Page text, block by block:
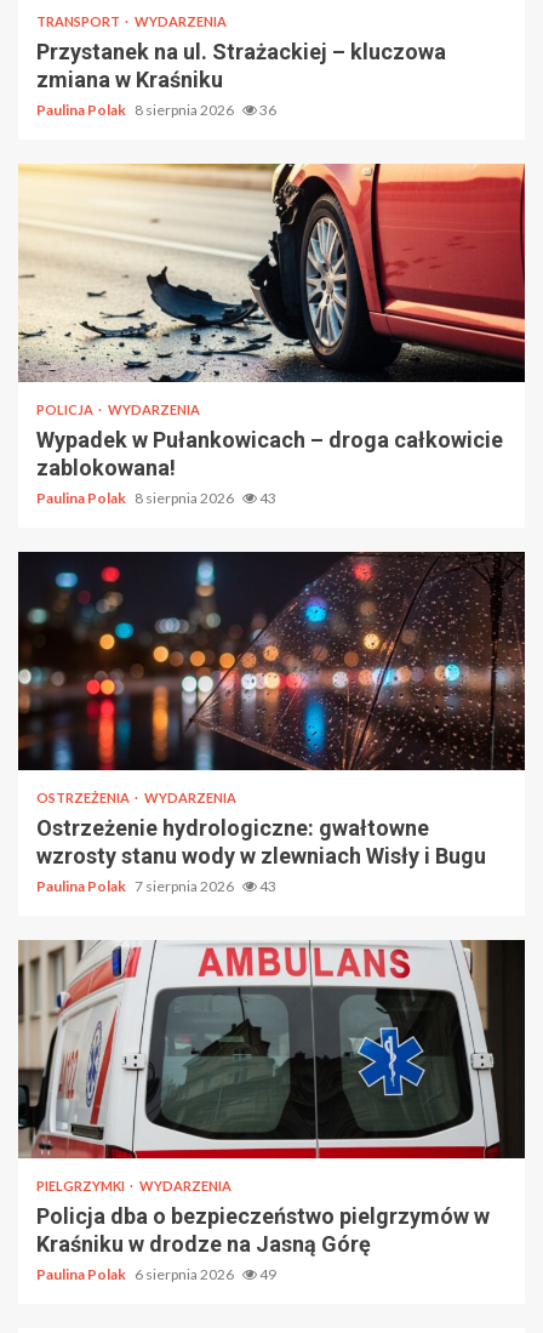
TRANSPORT WYDARZENIA
Przystanek na ul. Strażackiej – kluczowa
zmiana w Kraśniku
Paulina Polak 8 sierpnia 2026 36
POLICJA WYDARZENIA
Wypadek w Pułankowicach – droga całkowicie
zablokowana!
Paulina Polak 8 sierpnia 2026 43
OSTRZEŻENIA WYDARZENIA
Ostrzeżenie hydrologiczne: gwałtowne
wzrosty stanu wody w zlewniach Wisły i Bugu
Paulina Polak 7 sierpnia 2026 43
PIELGRZYMKI WYDARZENIA
Policja dba o bezpieczeństwo pielgrzymów w
Kraśniku w drodze na Jasną Górę
Paulina Polak 6 sierpnia 2026 49